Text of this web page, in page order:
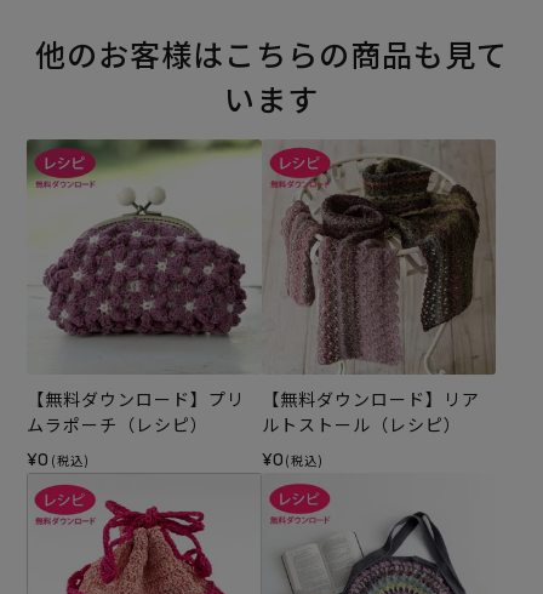
他のお客様はこちらの商品も見て
います
【無料ダウンロード】プリ
ムラポーチ（レシピ）
¥0 (税込)
【無料ダウンロード】リア
ルトストール（レシピ）
¥0 (税込)